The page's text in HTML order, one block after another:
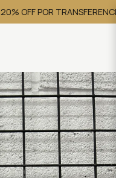
OFF POR TRANSFERENCIA